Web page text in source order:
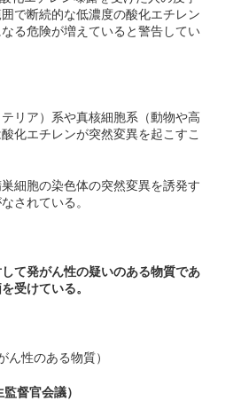
で断続的な低濃度の酸化エチレン
る危険が増えていると警告してい
リア）系や真核細胞系（動物や高
化エチレンが突然変異を起こすこ
細胞の染色体の突然変異を誘発す
されている。
て発がん性の疑いのある物質であ
受けている。
ん性のある物質）
督官会議）